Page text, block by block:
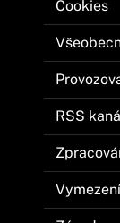
Cookies
RSS